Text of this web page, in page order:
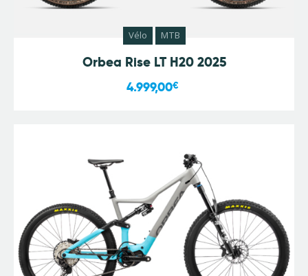
Vélo MTB
Orbea Rise LT H20 2025
4.999,00€